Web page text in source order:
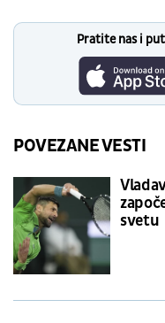
Pratite nas i
POVEZANE VESTI
svetu